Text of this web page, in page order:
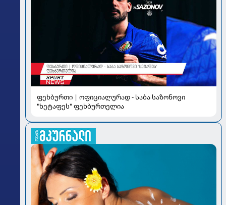
ფეხბურთი | ოფიციალურად - საბა საზონოვი
"ხეტაფეს" ფეხბურთელია